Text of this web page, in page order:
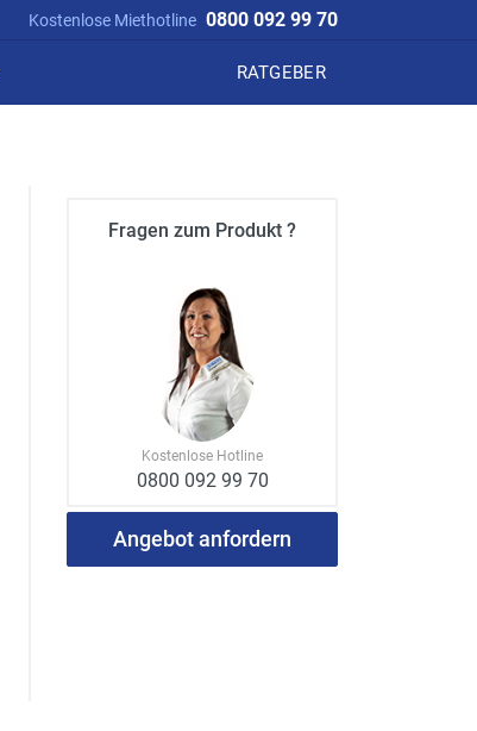
Kostenlose Miethotline 0800 092 99 70
RATGEBER
Fragen zum Produkt ?
Kostenlose Hotline
0800 092 99 70
Angebot anfordern